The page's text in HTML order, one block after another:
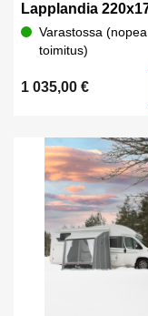
Lapplandia
Varastossa (nopea
toimitus)
1 035,00 €